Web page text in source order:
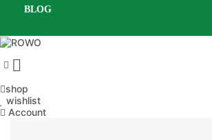
BLOG

shop
wishlist
Account